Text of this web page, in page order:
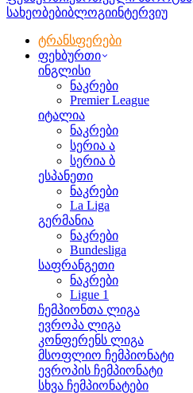
სახეობებიბლოგიინტერვიუ
ტრანსფერები
ფეხბურთი
ინგლისი
ნაკრები
Premier League
იტალია
ნაკრები
სერია ა
სერია ბ
ესპანეთი
ნაკრები
La Liga
გერმანია
ნაკრები
Bundesliga
საფრანგეთი
ნაკრები
Ligue 1
ჩემპიონთა ლიგა
ევროპა ლიგა
კონფერენს ლიგა
მსოფლიო ჩემპიონატი
ევროპის ჩემპიონატი
სხვა ჩემპიონატები